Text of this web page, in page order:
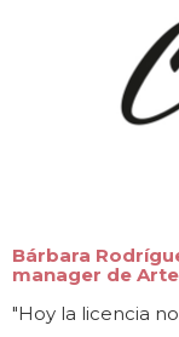
Bárbara
manager de
"Hoy la licencia